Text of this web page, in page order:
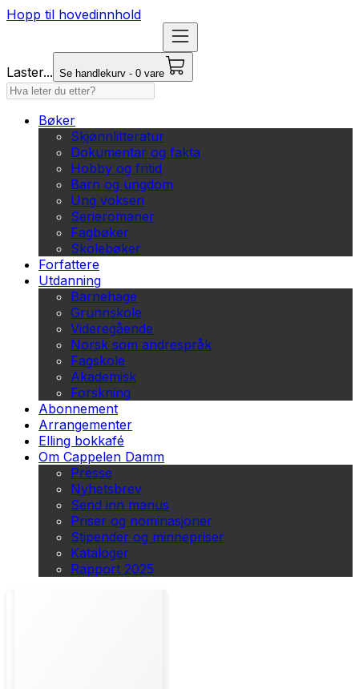
Hopp til hovedinnhold
Laster... Se handlekurv - 0 vare
Bøker
Skjønnlitteratur
Dokumentar og fakta
Hobby og fritid
Barn og ungdom
Ung voksen
Serieromaner
Fagbøker
Skolebøker
Forfattere
Utdanning
Barnehage
Grunnskole
Videregående
Norsk som andrespråk
Fagskole
Akademisk
Forskning
Abonnement
Arrangementer
Elling bokkafé
Om Cappelen Damm
Presse
Nyhetsbrev
Send inn manus
Priser og nominasjoner
Stipender og minnepriser
Kataloger
Rapport 2025